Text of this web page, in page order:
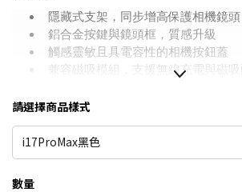
12期
24期
$115
$59
隱藏式支架，同步增高保護相機鏡頭︎
鋁合金按鍵與鏡頭框，質感升級︎
觸感靈敏且具電容性的相機按鈕蓋
兼容磁吸模組，支援無線充電與磁吸
請選擇商品樣式
i17ProMax黑色
數量